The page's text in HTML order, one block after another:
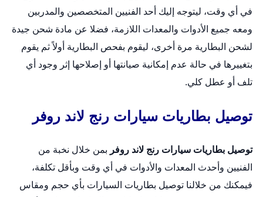
في أي وقت، ليتوجه إليك أحد الفنيين المتخصصين والمدربين
ومعه جميع الأدوات والمعدات اللازمة، فضلا عن مادة شحن جيدة
لشحن البطارية مرة أخرى، ليقوم بفحص البطارية أولاً ثم يقوم
بتغييرها في حالة عدم إمكانية صيانتها أو إصلاحها إثر وجود أي
تلف أو عطل كلي.
توصيل بطاريات سيارات رنج لاند روفر
توصيل بطاريات سيارات رنج لاند روفر بمن خلال نخبة من
الفنيين وأحدث المعدات والأدوات في أي وقت وبأقل تكلفة،
فيمكنك من خلالنا توصيل بطاريات السيارات بأي حجم ومقاس